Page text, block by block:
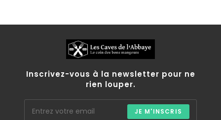
Inscrivez-vous à la newsletter pour ne
rien louper.
JE M'INSCRIS